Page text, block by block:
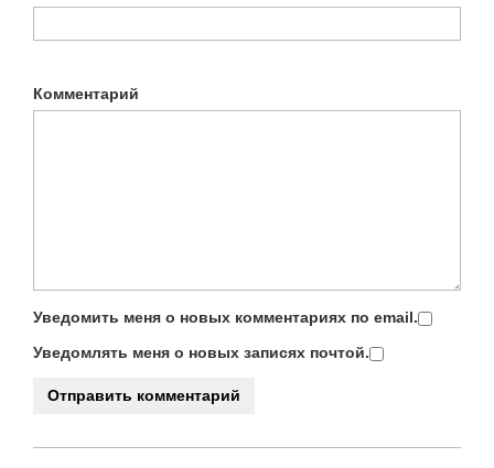
Комментарий
Уведомить меня о новых комментариях по email.
Уведомлять меня о новых записях почтой.